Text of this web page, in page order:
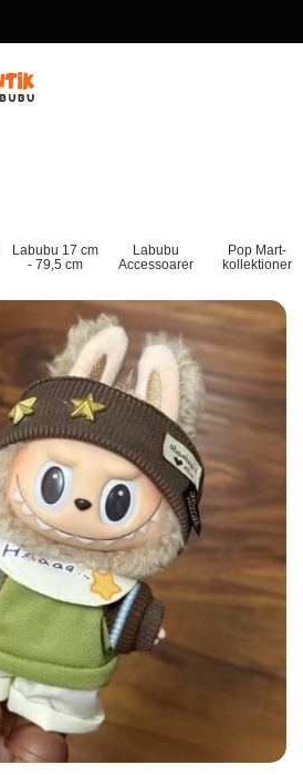
Labubu 17 cm
- 79,5 cm
Labubu
Accessoarer
Pop Mart-
kollektioner